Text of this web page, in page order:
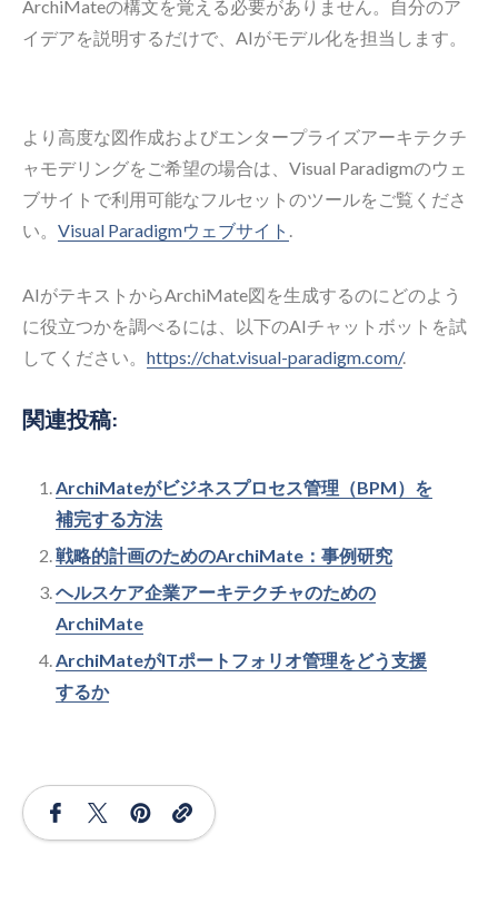
ArchiMateの構文を覚える必要がありません。自分のア
イデアを説明するだけで、AIがモデル化を担当します。
より高度な図作成およびエンタープライズアーキテクチ
ャモデリングをご希望の場合は、Visual Paradigmのウェ
ブサイトで利用可能なフルセットのツールをご覧くださ
い。 Visual Paradigmウェブサイト .
AIがテキストからArchiMate図を生成するのにどのよう
に役立つかを調べるには、以下のAIチャットボットを試
してください。 https://chat.visual-paradigm.com/.
関連投稿:
ArchiMateがビジネスプロセス管理（BPM）を
補完する方法
戦略的計画のためのArchiMate：事例研究
ヘルスケア企業アーキテクチャのための
ArchiMate
ArchiMateがITポートフォリオ管理をどう支援
するか